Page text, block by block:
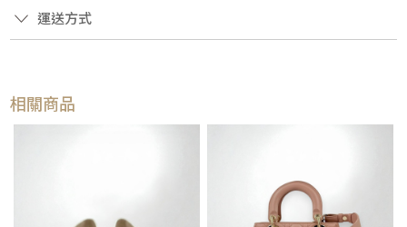
運送方式
相關商品